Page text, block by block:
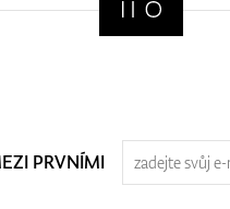
PRVNÍMI